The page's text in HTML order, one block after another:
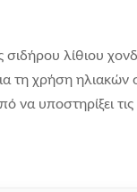
λίθιου
τη χρήση
να υποστηρίξει